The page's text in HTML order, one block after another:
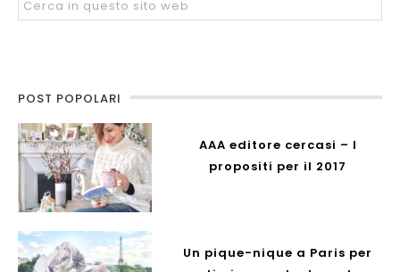
POST POPOLARI
AAA editore cercasi – I
propositi per il 2017
Un pique-nique a Paris per